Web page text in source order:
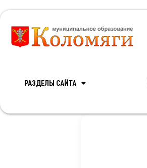
РАЗДЕЛЫ САЙТА